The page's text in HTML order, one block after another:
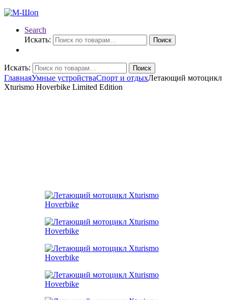
Search
Искать:
Поиск
Искать: Поиск
ГлавнаяУмные устройстваСпорт и отдыхЛетающий мотоцикл
Xturismo Hoverbike Limited Edition